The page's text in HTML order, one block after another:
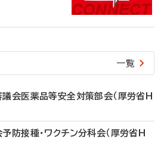
一覧
会医薬品等安全対策部会（厚労省H
防接種・ワクチン分科会（厚労省H